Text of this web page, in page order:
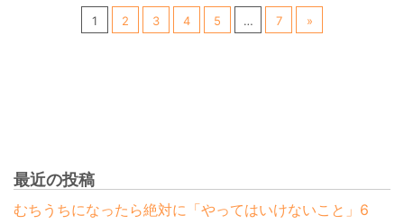
1 2 3 4 5 … 7 »
最近の投稿
むちうちになったら絶対に「やってはいけないこと」6